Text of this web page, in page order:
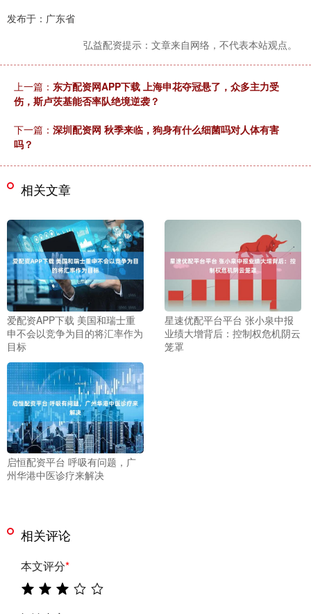
发布于：广东省
弘益配资提示：文章来自网络，不代表本站观点。
上一篇： 东方配资网APP下载 上海申花夺冠悬了，众多主力受
伤，斯卢茨基能否率队绝境逆袭？
下一篇： 深圳配资网 秋季来临，狗身有什么细菌吗对人体有害
吗？
相关文章
爱配资APP下载 美国和瑞士重
申不会以竞争为目的将汇率作为
目标
星速优配平台平台 张小泉中报
业绩大增背后：控制权危机阴云
笼罩
启恒配资平台 呼吸有问题，广
州华港中医诊疗来解决
相关评论
本文评分*